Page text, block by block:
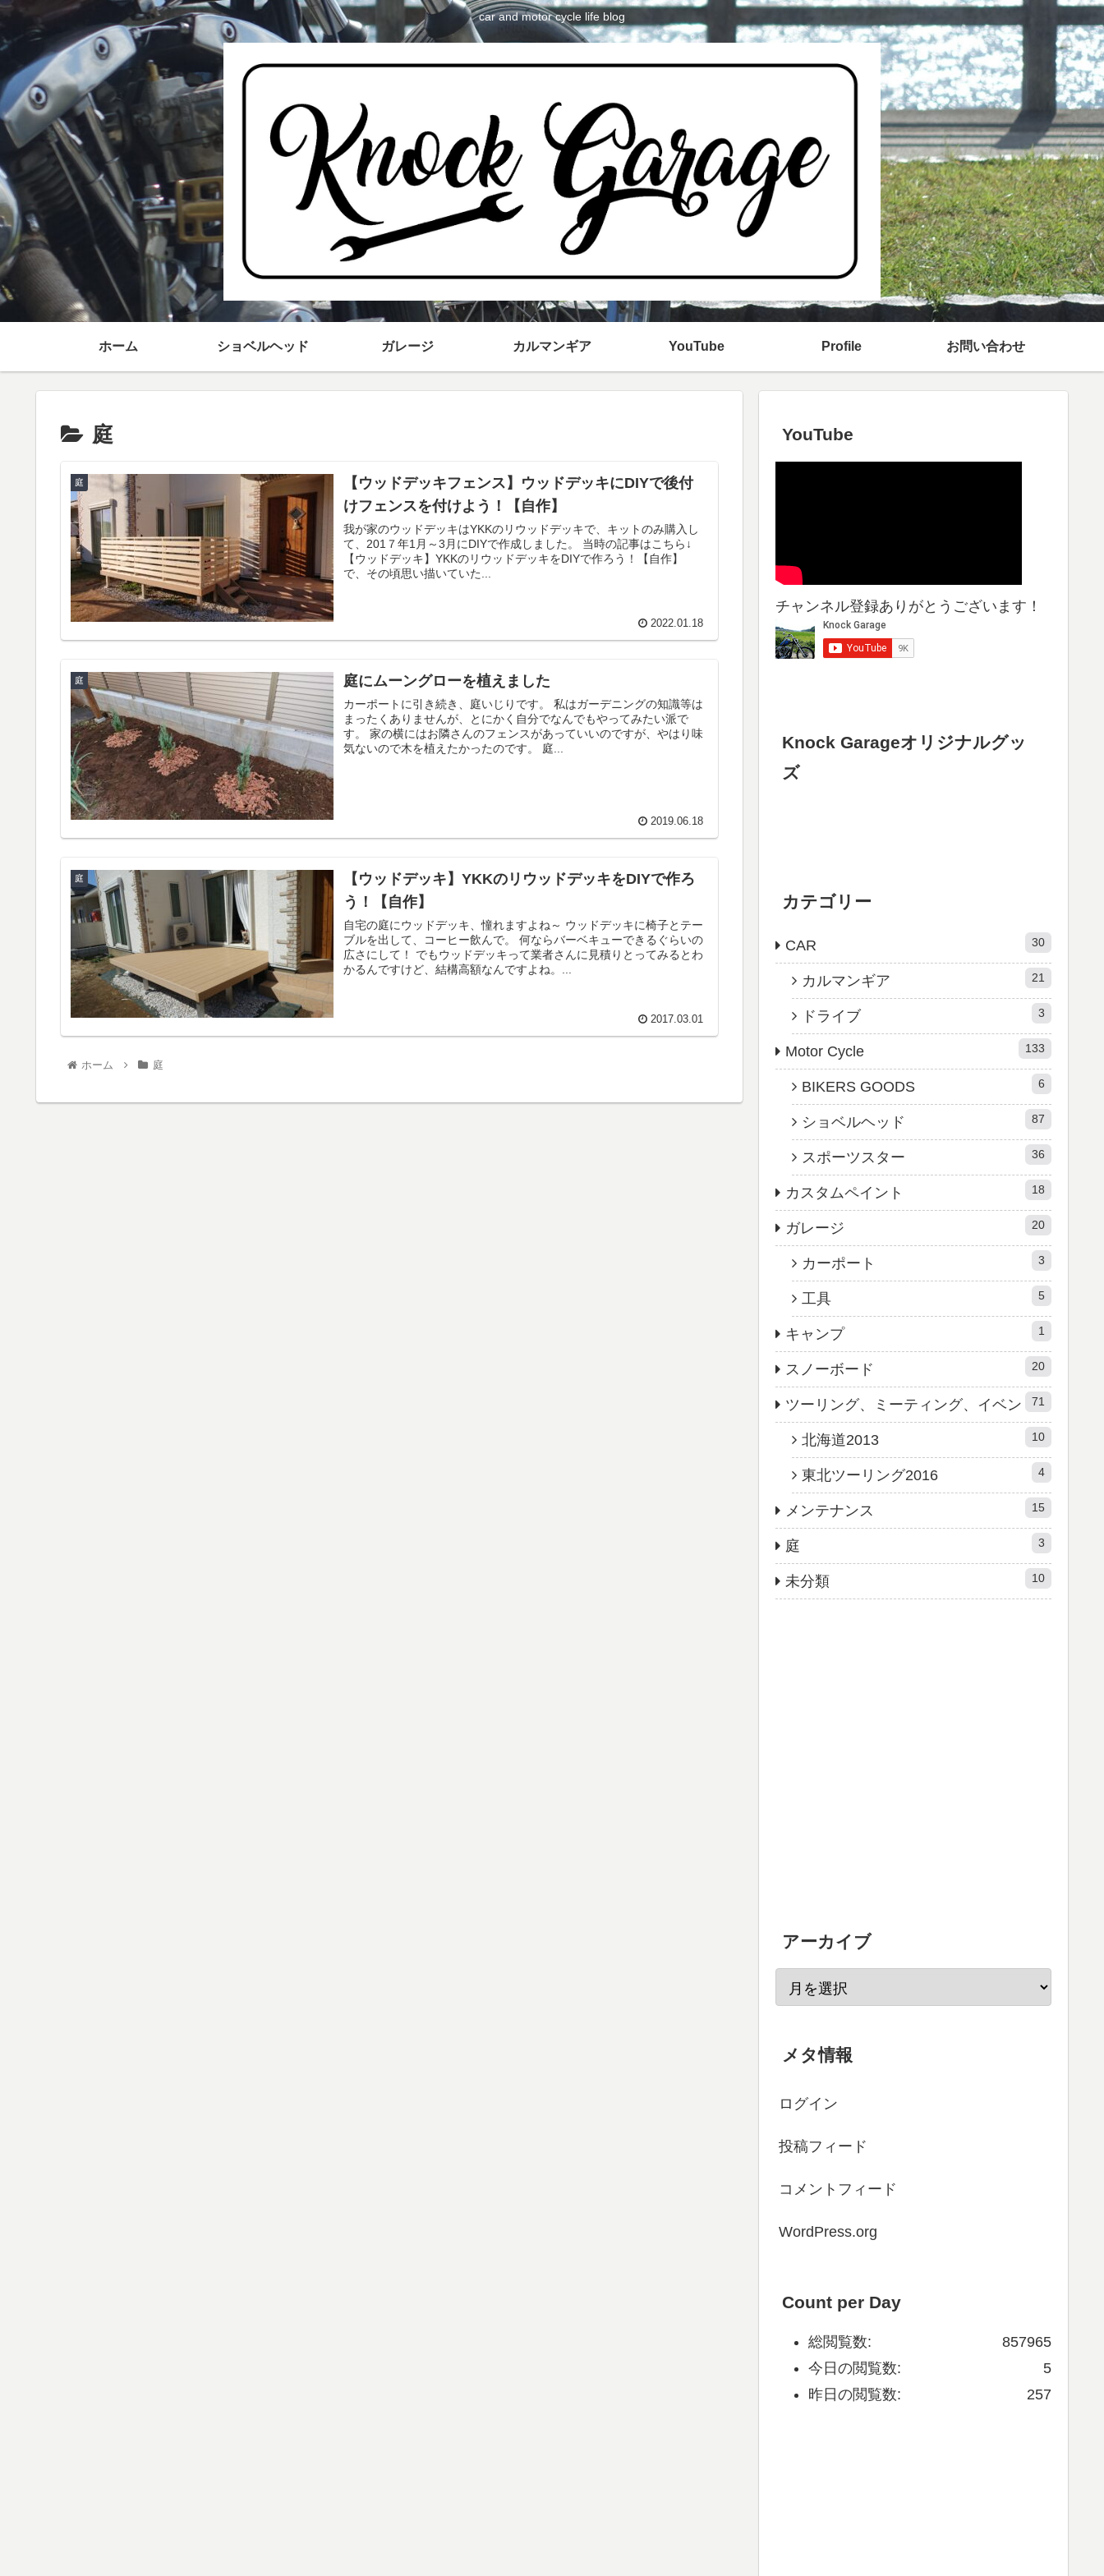
car and motor cycle life blog
ホーム ショベルヘッド ガレージ カルマンギア YouTube Profile お問い合わせ
庭
庭
【ウッドデッキフェンス】ウッドデッキにDIYで後付
けフェンスを付けよう！【自作】
我が家のウッドデッキはYKKのリウッドデッキで、キットのみ購入し
て、201７年1月～3月にDIYで作成しました。 当時の記事はこちら↓
【ウッドデッキ】YKKのリウッドデッキをDIYで作ろう！【自作】
で、その頃思い描いていた...
2022.01.18
庭 庭にムーングローを植えました
カーポートに引き続き、庭いじりです。 私はガーデニングの知識等は
まったくありませんが、とにかく自分でなんでもやってみたい派で
す。 家の横にはお隣さんのフェンスがあっていいのですが、やはり味
気ないので木を植えたかったのです。 庭...
2019.06.18
庭
【ウッドデッキ】YKKのリウッドデッキをDIYで作ろ
う！【自作】
自宅の庭にウッドデッキ、憧れますよね～ ウッドデッキに椅子とテー
ブルを出して、コーヒー飲んで。 何ならバーベキューできるぐらいの
広さにして！ でもウッドデッキって業者さんに見積りとってみるとわ
かるんですけど、結構高額なんですよね。...
2017.03.01
ホーム 庭
YouTube
チャンネル登録ありがとうございます！
Knock Garageオリジナルグッ
ズ
カテゴリー
CAR 30
カルマンギア 21
ドライブ 3
Motor Cycle 133
BIKERS GOODS 6
ショベルヘッド 87
スポーツスター 36
カスタムペイント 18
ガレージ 20
カーポート 3
工具 5
キャンプ 1
スノーボード 20
ツーリング、ミーティング、イベン 71
北海道2013 10
東北ツーリング2016 4
メンテナンス 15
庭 3
未分類 10
アーカイブ
メタ情報
ログイン
投稿フィード
コメントフィード
WordPress.org
Count per Day
857965
総閲覧数:
5
今日の閲覧数:
257
昨日の閲覧数: